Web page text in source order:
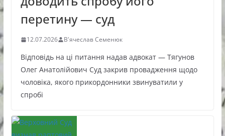
перетину — суд
12.07.2026 В'ячеслав Семенюк
Відповідь на ці питання надав адвокат — Тягунов
Олег Анатолійович Суд закрив провадження щодо
чоловіка, якого прикордонники звинуватили у
спробі